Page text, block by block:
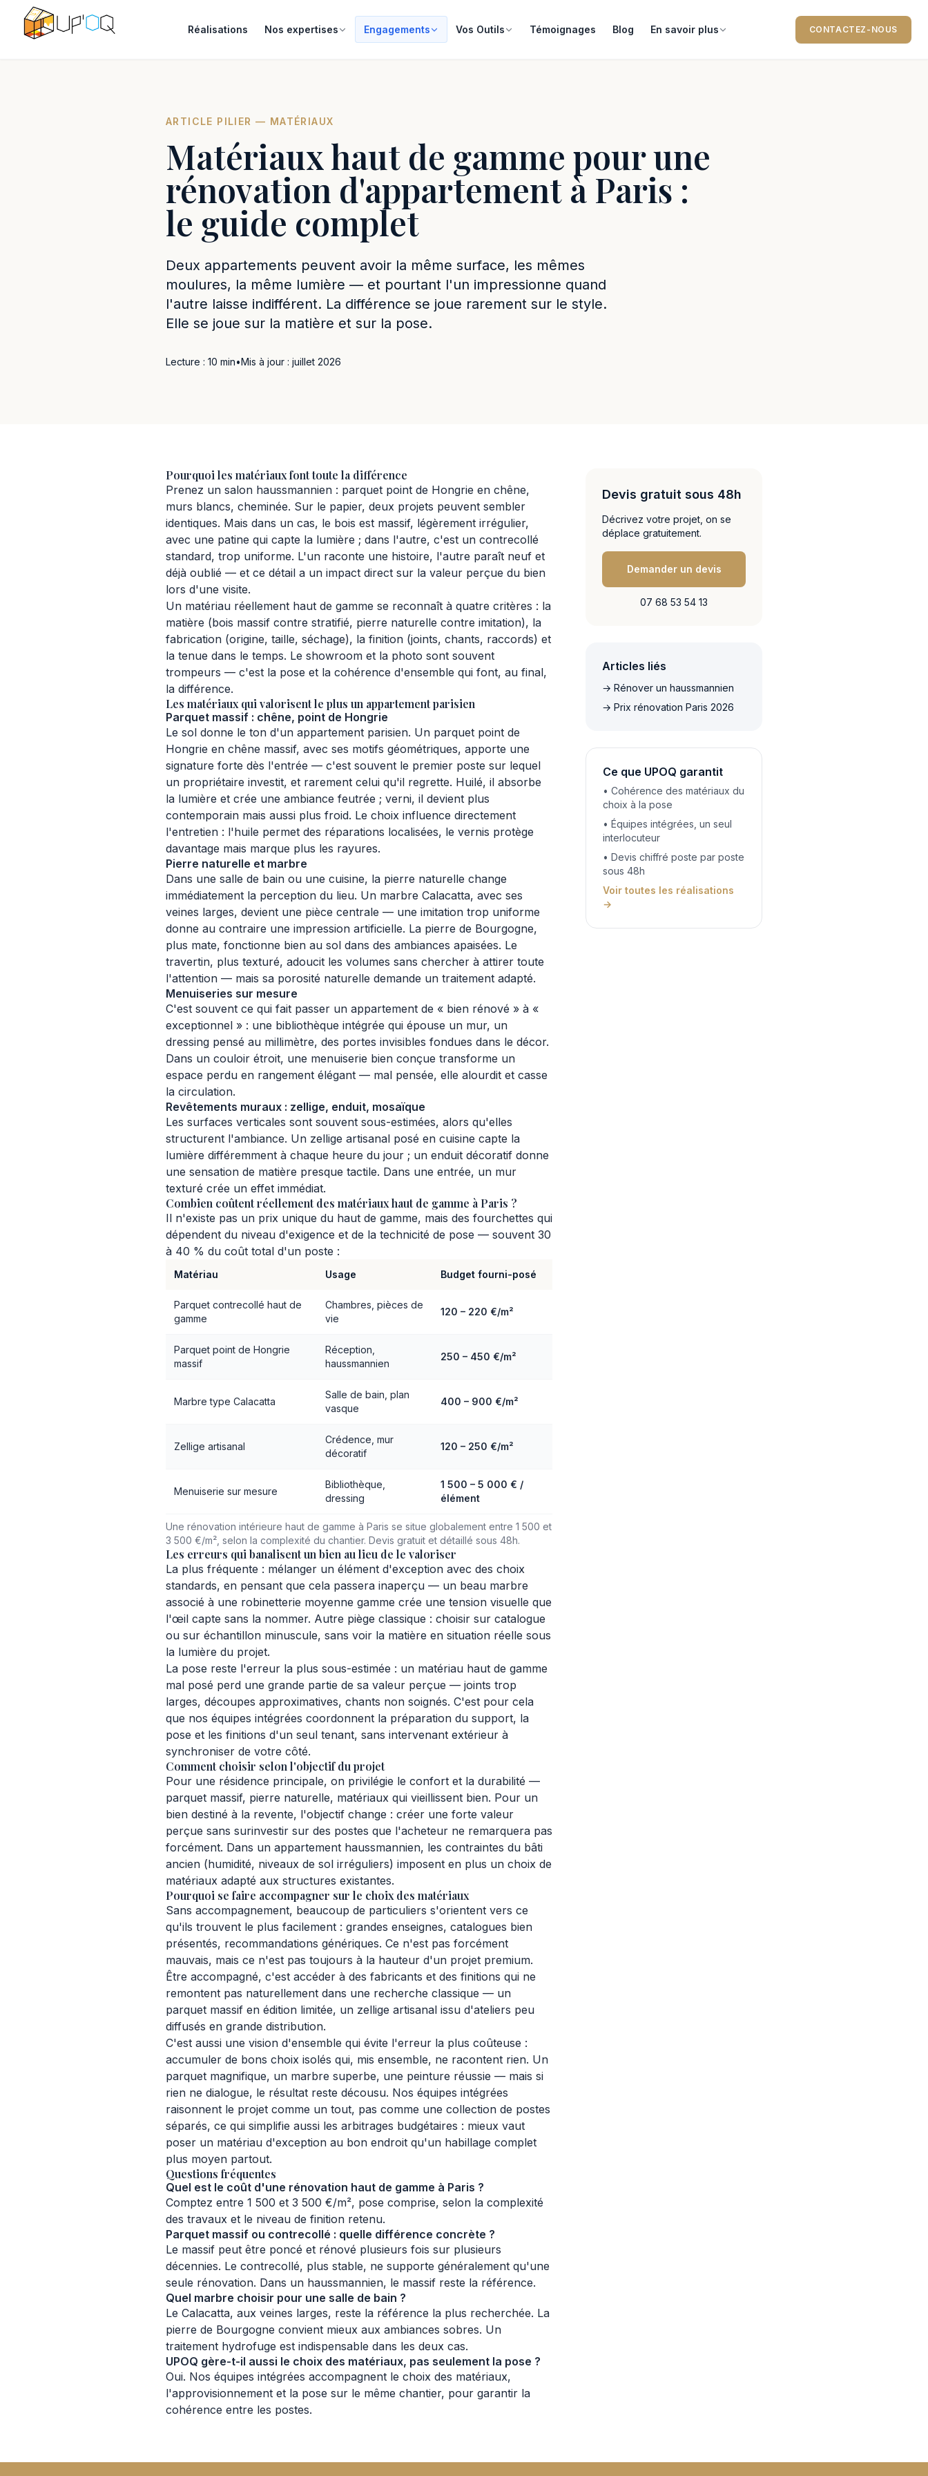
Réalisations Nos expertises Engagements Vos Outils Témoignages Blog En savoir plus CONTACTEZ-NOUS
ARTICLE PILIER — MATÉRIAUX
Matériaux haut de gamme pour une
rénovation d'appartement à Paris :
le guide complet
Deux appartements peuvent avoir la même surface, les mêmes
moulures, la même lumière — et pourtant l'un impressionne quand
l'autre laisse indifférent. La différence se joue rarement sur le style.
Elle se joue sur la matière et sur la pose.
Lecture : 10 min•Mis à jour : juillet 2026
Pourquoi les matériaux font toute la différence
Prenez un salon haussmannien : parquet point de Hongrie en chêne,
murs blancs, cheminée. Sur le papier, deux projets peuvent sembler
identiques. Mais dans un cas, le bois est massif, légèrement irrégulier,
avec une patine qui capte la lumière ; dans l'autre, c'est un contrecollé
standard, trop uniforme. L'un raconte une histoire, l'autre paraît neuf et
déjà oublié — et ce détail a un impact direct sur la valeur perçue du bien
lors d'une visite.
Un matériau réellement haut de gamme se reconnaît à quatre critères : la
matière (bois massif contre stratifié, pierre naturelle contre imitation), la
fabrication (origine, taille, séchage), la finition (joints, chants, raccords) et
la tenue dans le temps. Le showroom et la photo sont souvent
trompeurs — c'est la pose et la cohérence d'ensemble qui font, au final,
la différence.
Les matériaux qui valorisent le plus un appartement parisien
Parquet massif : chêne, point de Hongrie
Le sol donne le ton d'un appartement parisien. Un parquet point de
Hongrie en chêne massif, avec ses motifs géométriques, apporte une
signature forte dès l'entrée — c'est souvent le premier poste sur lequel
un propriétaire investit, et rarement celui qu'il regrette. Huilé, il absorbe
la lumière et crée une ambiance feutrée ; verni, il devient plus
contemporain mais aussi plus froid. Le choix influence directement
l'entretien : l'huile permet des réparations localisées, le vernis protège
davantage mais marque plus les rayures.
Pierre naturelle et marbre
Dans une salle de bain ou une cuisine, la pierre naturelle change
immédiatement la perception du lieu. Un marbre Calacatta, avec ses
veines larges, devient une pièce centrale — une imitation trop uniforme
donne au contraire une impression artificielle. La pierre de Bourgogne,
plus mate, fonctionne bien au sol dans des ambiances apaisées. Le
travertin, plus texturé, adoucit les volumes sans chercher à attirer toute
l'attention — mais sa porosité naturelle demande un traitement adapté.
Menuiseries sur mesure
C'est souvent ce qui fait passer un appartement de « bien rénové » à «
exceptionnel » : une bibliothèque intégrée qui épouse un mur, un
dressing pensé au millimètre, des portes invisibles fondues dans le décor.
Dans un couloir étroit, une menuiserie bien conçue transforme un
espace perdu en rangement élégant — mal pensée, elle alourdit et casse
la circulation.
Revêtements muraux : zellige, enduit, mosaïque
Les surfaces verticales sont souvent sous-estimées, alors qu'elles
structurent l'ambiance. Un zellige artisanal posé en cuisine capte la
lumière différemment à chaque heure du jour ; un enduit décoratif donne
une sensation de matière presque tactile. Dans une entrée, un mur
texturé crée un effet immédiat.
Combien coûtent réellement des matériaux haut de gamme à Paris ?
Il n'existe pas un prix unique du haut de gamme, mais des fourchettes qui
dépendent du niveau d'exigence et de la technicité de pose — souvent 30
à 40 % du coût total d'un poste :
Matériau Usage Budget fourni-posé
Parquet contrecollé haut de
gamme
Chambres, pièces de
vie
120 – 220 €/m²
Parquet point de Hongrie
massif
Réception,
haussmannien
250 – 450 €/m²
Marbre type Calacatta
Salle de bain, plan
vasque
400 – 900 €/m²
Zellige artisanal
Crédence, mur
décoratif
120 – 250 €/m²
Menuiserie sur mesure
Bibliothèque,
dressing
1 500 – 5 000 € /
élément
Une rénovation intérieure haut de gamme à Paris se situe globalement entre 1 500 et
3 500 €/m², selon la complexité du chantier. Devis gratuit et détaillé sous 48h.
Les erreurs qui banalisent un bien au lieu de le valoriser
La plus fréquente : mélanger un élément d'exception avec des choix
standards, en pensant que cela passera inaperçu — un beau marbre
associé à une robinetterie moyenne gamme crée une tension visuelle que
l'œil capte sans la nommer. Autre piège classique : choisir sur catalogue
ou sur échantillon minuscule, sans voir la matière en situation réelle sous
la lumière du projet.
La pose reste l'erreur la plus sous-estimée : un matériau haut de gamme
mal posé perd une grande partie de sa valeur perçue — joints trop
larges, découpes approximatives, chants non soignés. C'est pour cela
que nos équipes intégrées coordonnent la préparation du support, la
pose et les finitions d'un seul tenant, sans intervenant extérieur à
synchroniser de votre côté.
Comment choisir selon l'objectif du projet
Pour une résidence principale, on privilégie le confort et la durabilité —
parquet massif, pierre naturelle, matériaux qui vieillissent bien. Pour un
bien destiné à la revente, l'objectif change : créer une forte valeur
perçue sans surinvestir sur des postes que l'acheteur ne remarquera pas
forcément. Dans un appartement haussmannien, les contraintes du bâti
ancien (humidité, niveaux de sol irréguliers) imposent en plus un choix de
matériaux adapté aux structures existantes.
Pourquoi se faire accompagner sur le choix des matériaux
Sans accompagnement, beaucoup de particuliers s'orientent vers ce
qu'ils trouvent le plus facilement : grandes enseignes, catalogues bien
présentés, recommandations génériques. Ce n'est pas forcément
mauvais, mais ce n'est pas toujours à la hauteur d'un projet premium.
Être accompagné, c'est accéder à des fabricants et des finitions qui ne
remontent pas naturellement dans une recherche classique — un
parquet massif en édition limitée, un zellige artisanal issu d'ateliers peu
diffusés en grande distribution.
C'est aussi une vision d'ensemble qui évite l'erreur la plus coûteuse :
accumuler de bons choix isolés qui, mis ensemble, ne racontent rien. Un
parquet magnifique, un marbre superbe, une peinture réussie — mais si
rien ne dialogue, le résultat reste décousu. Nos équipes intégrées
raisonnent le projet comme un tout, pas comme une collection de postes
séparés, ce qui simplifie aussi les arbitrages budgétaires : mieux vaut
poser un matériau d'exception au bon endroit qu'un habillage complet
plus moyen partout.
Questions fréquentes
Quel est le coût d'une rénovation haut de gamme à Paris ?
Comptez entre 1 500 et 3 500 €/m², pose comprise, selon la complexité
des travaux et le niveau de finition retenu.
Parquet massif ou contrecollé : quelle différence concrète ?
Le massif peut être poncé et rénové plusieurs fois sur plusieurs
décennies. Le contrecollé, plus stable, ne supporte généralement qu'une
seule rénovation. Dans un haussmannien, le massif reste la référence.
Quel marbre choisir pour une salle de bain ?
Le Calacatta, aux veines larges, reste la référence la plus recherchée. La
pierre de Bourgogne convient mieux aux ambiances sobres. Un
traitement hydrofuge est indispensable dans les deux cas.
UPOQ gère-t-il aussi le choix des matériaux, pas seulement la pose ?
Oui. Nos équipes intégrées accompagnent le choix des matériaux,
l'approvisionnement et la pose sur le même chantier, pour garantir la
cohérence entre les postes.
Devis gratuit sous 48h
Décrivez votre projet, on se
déplace gratuitement.
Demander un devis
07 68 53 54 13
Articles liés
→ Rénover un haussmannien
→ Prix rénovation Paris 2026
Ce que UPOQ garantit
• Cohérence des matériaux du
choix à la pose
• Équipes intégrées, un seul
interlocuteur
• Devis chiffré poste par poste
sous 48h
Voir toutes les réalisations
→